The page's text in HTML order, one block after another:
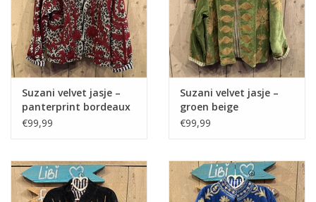
Suzani velvet jasje –
panterprint bordeaux
€99,99
Suzani velvet jasje –
groen beige
€99,99